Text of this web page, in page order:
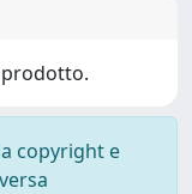
prodotto.
copyright e